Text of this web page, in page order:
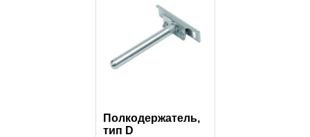
Полкодержатель,
тип D